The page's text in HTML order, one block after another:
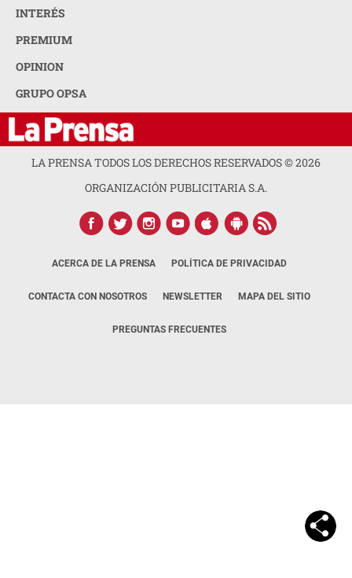
INTERÉS
PREMIUM
OPINION
GRUPO OPSA
LA PRENSA TODOS LOS DERECHOS RESERVADOS ©2026
ORGANIZACIÓN PUBLICITARIA S.A.
ACERCA DE LA PRENSA POLÍTICA DE PRIVACIDAD
CONTACTA CON NOSOTROS NEWSLETTER MAPA DEL SITIO
PREGUNTAS FRECUENTES